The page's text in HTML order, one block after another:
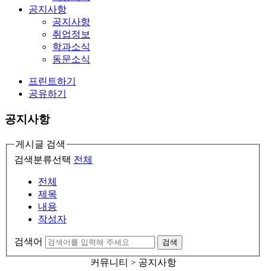
공지사항
공지사항
취업정보
학과소식
동문소식
프린트하기
공유하기
공지사항
게시글 검색
검색분류선택 전체
전체
제목
내용
작성자
검색어 검색
커뮤니티 > 공지사항